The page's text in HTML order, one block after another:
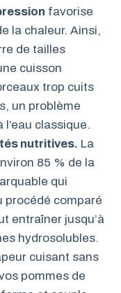
favorise
la chaleur. Ainsi,
de tailles
cuisson
trop cuits
un problème
classique.
nutritives. La
85 % de la
qui
procédé comparé
entraîner jusqu’à
hydrosolubles.
cuisant sans
pommes de